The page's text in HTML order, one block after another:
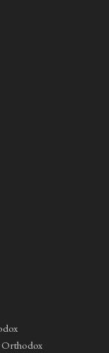
Orthodox